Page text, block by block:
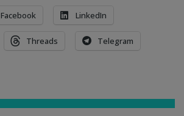
Facebook LinkedIn
Threads Telegram